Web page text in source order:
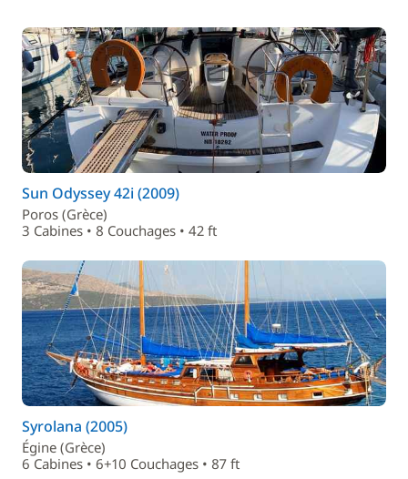
Sun Odyssey 42i (2009)
Poros (Grèce)
3 Cabines • 8 Couchages • 42 ft
Syrolana (2005)
Égine (Grèce)
6 Cabines • 6+10 Couchages • 87 ft